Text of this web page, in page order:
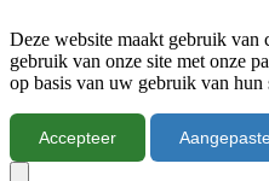
Deze website maakt gebruik van
gebruik van onze site met onze
op basis van uw gebruik van
Accepteer